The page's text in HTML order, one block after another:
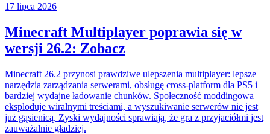
17 lipca 2026
Minecraft Multiplayer poprawia się w
wersji 26.2: Zobacz
Minecraft 26.2 przynosi prawdziwe ulepszenia multiplayer: lepsze
narzędzia zarządzania serwerami, obsługę cross-platform dla PS5 i
bardziej wydajne ładowanie chunków. Społeczność moddingowa
eksploduje wiralnymi treściami, a wyszukiwanie serwerów nie jest
już gąsienicą. Zyski wydajności sprawiają, że gra z przyjaciółmi jest
zauważalnie gładziej.